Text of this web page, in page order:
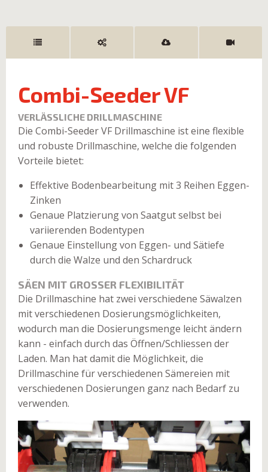
Combi-Seeder VF
VERLÄSSLICHE DRILLMASCHINE
Die Combi-Seeder VF Drillmaschine ist eine flexible
und robuste Drillmaschine, welche die folgenden
Vorteile bietet:
Effektive Bodenbearbeitung mit 3 Reihen Eggen-
Zinken
Genaue Platzierung von Saatgut selbst bei
variierenden Bodentypen
Genaue Einstellung von Eggen- und Sätiefe
durch die Walze und den Schardruck
SÄEN MIT GROSSER FLEXIBILITÄT
Die Drillmaschine hat zwei verschiedene Säwalzen
mit verschiedenen Dosierungsmöglichkeiten,
wodurch man die Dosierungsmenge leicht ändern
kann - einfach durch das Öffnen/Schliessen der
Laden. Man hat damit die Möglichkeit, die
Drillmaschine für verschiedenen Sämereien mit
verschiedenen Dosierungen ganz nach Bedarf zu
verwenden.